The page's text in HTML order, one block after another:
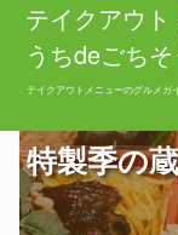
テイクアウ
うちdeごちそ
テイクアウトメニューのグルメガ
特製季の